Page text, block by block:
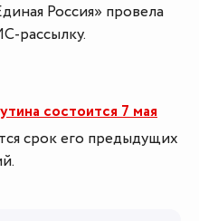
Россия» провела
рассылку.
состоится 7 мая
срок его предыдущих